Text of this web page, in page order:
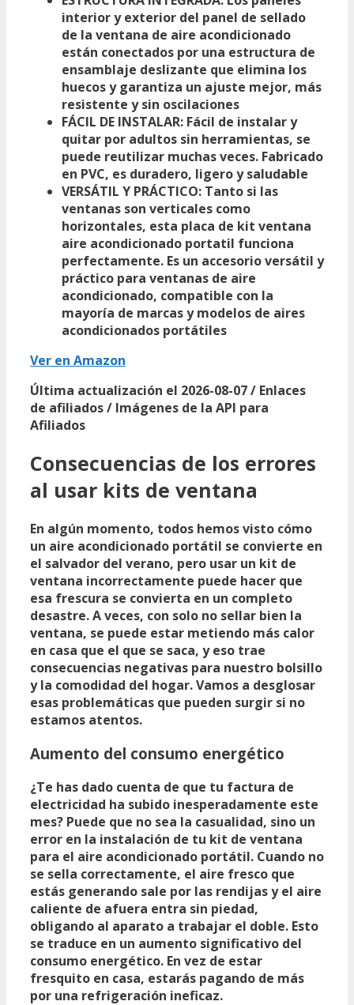
interior y exterior del panel de sellado
de la ventana de aire acondicionado
están conectados por una estructura de
ensamblaje deslizante que elimina los
huecos y garantiza un ajuste mejor, más
resistente y sin oscilaciones
FÁCIL DE INSTALAR: Fácil de instalar y
quitar por adultos sin herramientas, se
puede reutilizar muchas veces. Fabricado
en PVC, es duradero, ligero y saludable
VERSÁTIL Y PRÁCTICO: Tanto si las
ventanas son verticales como
horizontales, esta placa de kit ventana
aire acondicionado portatil funciona
perfectamente. Es un accesorio versátil y
práctico para ventanas de aire
acondicionado, compatible con la
mayoría de marcas y modelos de aires
acondicionados portátiles
Ver en Amazon
Última actualización el 2026-08-07 / Enlaces
de afiliados / Imágenes de la API para
Afiliados
Consecuencias de los errores
al usar kits de ventana
En algún momento, todos hemos visto cómo
un aire acondicionado portátil se convierte en
el salvador del verano, pero usar un kit de
ventana incorrectamente puede hacer que
esa frescura se convierta en un completo
desastre. A veces, con solo no sellar bien la
ventana, se puede estar metiendo más calor
en casa que el que se saca, y eso trae
consecuencias negativas para nuestro bolsillo
y la comodidad del hogar. Vamos a desglosar
esas problemáticas que pueden surgir si no
estamos atentos.
Aumento del consumo energético
¿Te has dado cuenta de que tu factura de
electricidad ha subido inesperadamente este
mes? Puede que no sea la casualidad, sino un
error en la instalación de tu kit de ventana
para el aire acondicionado portátil. Cuando no
se sella correctamente, el aire fresco que
estás generando sale por las rendijas y el aire
caliente de afuera entra sin piedad,
obligando al aparato a trabajar el doble. Esto
se traduce en un aumento significativo del
consumo energético. En vez de estar
fresquito en casa, estarás pagando de más
por una refrigeración ineficaz.